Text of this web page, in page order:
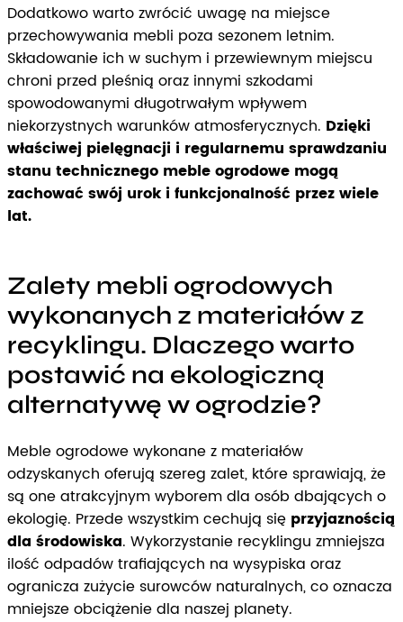
Dodatkowo warto zwrócić uwagę na miejsce
przechowywania mebli poza sezonem letnim.
Składowanie ich w suchym i przewiewnym miejscu
chroni przed pleśnią oraz innymi szkodami
spowodowanymi długotrwałym wpływem
niekorzystnych warunków atmosferycznych. Dzięki
właściwej pielęgnacji i regularnemu sprawdzaniu
stanu technicznego meble ogrodowe mogą
zachować swój urok i funkcjonalność przez wiele
lat.
Zalety mebli ogrodowych
wykonanych z materiałów z
recyklingu. Dlaczego warto
postawić na ekologiczną
alternatywę w ogrodzie?
Meble ogrodowe wykonane z materiałów
odzyskanych oferują szereg zalet, które sprawiają, że
są one atrakcyjnym wyborem dla osób dbających o
ekologię. Przede wszystkim cechują się przyjaznością
dla środowiska. Wykorzystanie recyklingu zmniejsza
ilość odpadów trafiających na wysypiska oraz
ogranicza zużycie surowców naturalnych, co oznacza
mniejsze obciążenie dla naszej planety.